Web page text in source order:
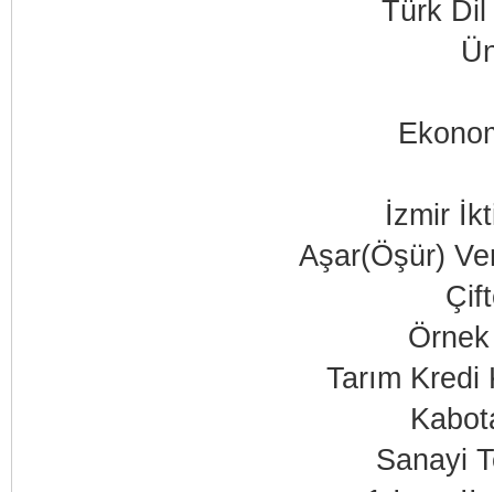
Türk Dil
İzmir
Aşar(Öşür)
Tarım Kredi
Sanayi